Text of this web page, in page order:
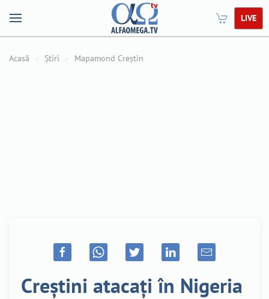
LIVE
Acasă Știri Mapamond Creștin
Creștini atacați în Nigeria